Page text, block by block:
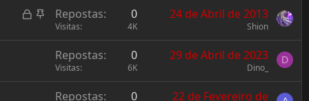
e
L
c
F
x
Repostas 0
Visitas 4K
24 de Abril de 2013
Shion
Repostas 0
Visitas 6K
29 de Abril de 2023
Dino_
D
Repostas 0
22 de Fevereiro de